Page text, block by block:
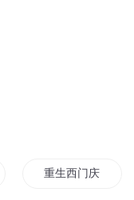
重生西门庆